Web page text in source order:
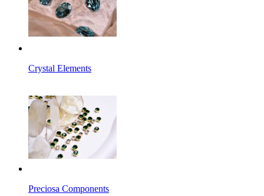
Crystal Elements
Preciosa Components